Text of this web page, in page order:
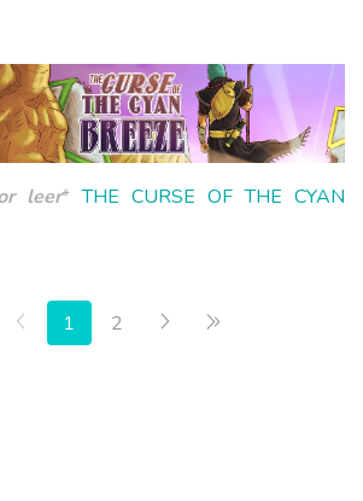
leer*THE CURSE OF THE CYAN
página
Anterior
1 2 Siguiente